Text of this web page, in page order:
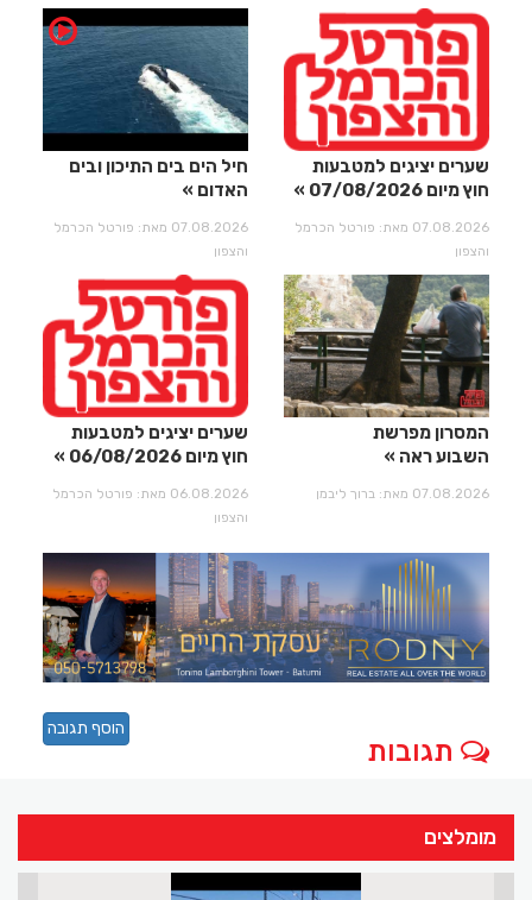
שערים יציגים למטבעות
חוץ מיום 07/08/2026
07.08.2026 מאת: פורטל הכרמל
והצפון
חיל הים בים התיכון ובים
האדום
07.08.2026 מאת: פורטל הכרמל
והצפון
המסרון מפרשת
השבוע ראה
07.08.2026 מאת: ברוך ליבמן
שערים יציגים למטבעות
חוץ מיום 06/08/2026
06.08.2026 מאת: פורטל הכרמל
והצפון
תגובות
הוסף תגובה
מומלצים